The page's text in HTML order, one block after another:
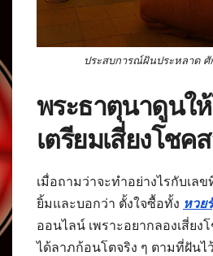
ประสบการณ์ฝันประหลาด
พระธาตุนาดูนใ
เตรียมเสี่ยงโชค
เมื่อถามว่าจะทำอย่างไรกับเล
ยิ้มและบอกว่า ตั้งใจซื้อทั้ง หวย
ออนไลน์ เพราะอยากลองเสี่ยง
ได้ลาภก้อนโตจริง ๆ ตามที่ฝันไว้